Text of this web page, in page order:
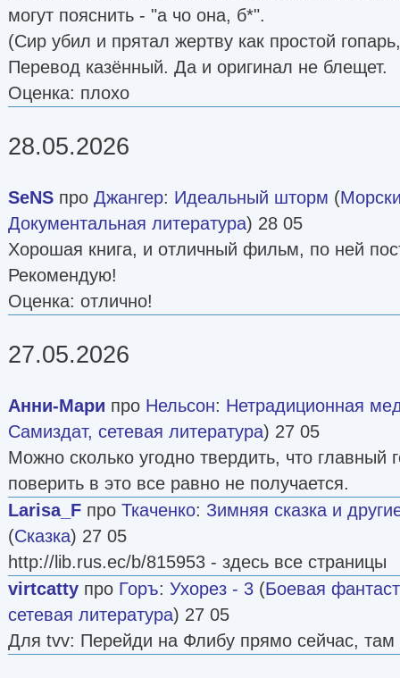
могут пояснить - "а чо она, б*".
(Сир убил и прятал жертву как простой
Перевод казённый. Да и оригинал не блещет.
Оценка: плохо
28.05.2026
SeNS про Джангер: Идеальный шторм (
Документальная литература) 28 05
Хорошая книга, и отличный фильм, по ней
Рекомендую!
Оценка: отлично!
27.05.2026
Анни-Мари про Нельсон: Нетрадиционная
Самиздат, сетевая литература) 27 05
Можно сколько угодно твердить, что главный
поверить в это все равно не получается.
Larisa_F про Ткаченко: Зимняя сказка и
(Сказка) 27 05
http://lib.rus.ec/b/815953 - здесь все страницы
virtcatty про Горъ: Ухорез - 3 (Боевая
сетевая литература) 27 05
Для tvv: Перейди на Флибу прямо сейчас, там